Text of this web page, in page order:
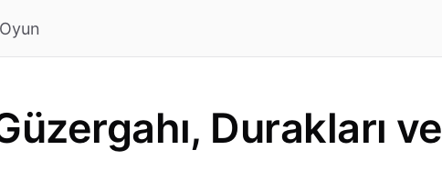
Oyun
Durakları ve